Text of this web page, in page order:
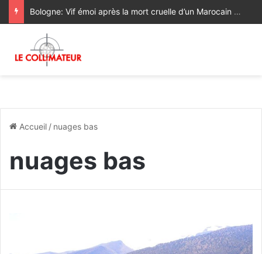
Bologne: Vif émoi après la mort cruelle d’un Marocain aux mains de policiers italiens
Accueil / nuages bas
nuages bas